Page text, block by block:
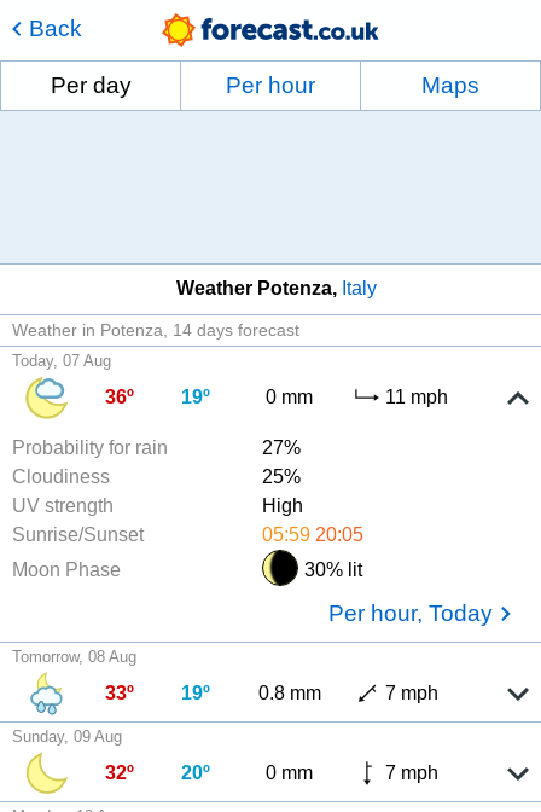
Back
Per day Per hour Maps
Weather Potenza Italy
Weather in Potenza 14 days forecast
Today, 07 Aug
36º 19º 0 mm 11 mph
Probability for rain
27%
Cloudiness
25%
UV strength
High
Sunrise/Sunset
05:59 20:05
Moon Phase
30% lit
Per hour, Today
Tomorrow, 08 Aug
33º 19º 0.8 mm 7 mph
Sunday, 09 Aug
32º 20º 0 mm 7 mph